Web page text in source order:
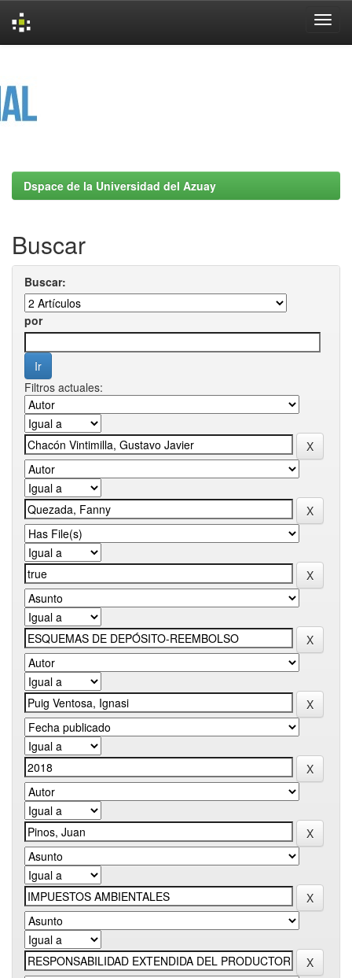
Dspace de la Universidad del Azuay
Buscar
Buscar:
por
Filtros actuales: